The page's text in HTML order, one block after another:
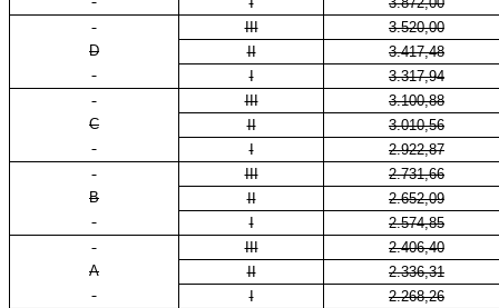
III
3.520,00
D
II
3.417,48
I
3.317,94
III
3.100,88
C
II
3.010,56
I
2.922,87
III
2.731,66
B
II
2.652,09
I
2.574,85
III
2.406,40
A
II
2.336,31
I
2.268,26